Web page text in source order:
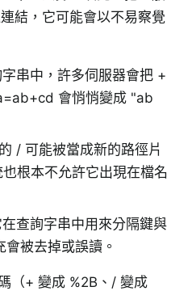
結，它可能會以不易察覺
串中，許多伺服器會把 +
會悄悄變成 "ab
/ 可能被當成新的路徑片
根本不允許它出現在檔名
在查詢字串中用來分隔鍵與
被去掉或誤讀。
（+ 變成 %2B、/ 變成